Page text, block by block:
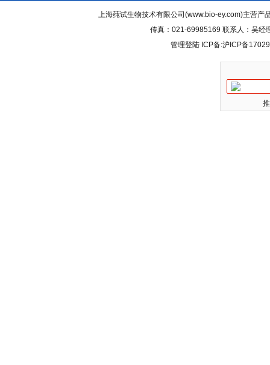
上海莼试生物技术有限公司(www.bio-ey.com)主营产
传真：021-69985169 联系人：吴经
管理登陆 ICP备:沪ICP备